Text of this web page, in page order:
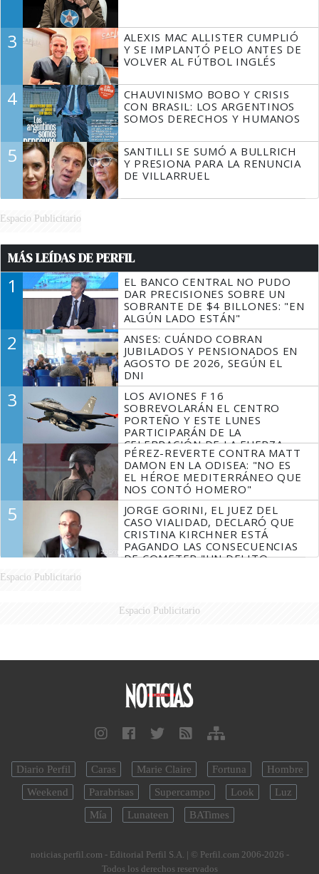
3
ALEXIS MAC ALLISTER CUMPLIÓ
Y SE IMPLANTÓ PELO ANTES DE
VOLVER AL FÚTBOL INGLÉS
4
CHAUVINISMO BOBO Y CRISIS
CON BRASIL: LOS ARGENTINOS
SOMOS DERECHOS Y HUMANOS
5
SANTILLI SE SUMÓ A BULLRICH
Y PRESIONA PARA LA RENUNCIA
DE VILLARRUEL
Espacio Publicitario
MÁS LEÍDAS DE PERFIL
1
EL BANCO CENTRAL NO PUDO
DAR PRECISIONES SOBRE UN
SOBRANTE DE $4 BILLONES: "EN
ALGÚN LADO ESTÁN"
2
ANSES: CUÁNDO COBRAN
JUBILADOS Y PENSIONADOS EN
AGOSTO DE 2026, SEGÚN EL
DNI
3
LOS AVIONES F 16
SOBREVOLARÁN EL CENTRO
PORTEÑO Y ESTE LUNES
PARTICIPARÁN DE LA
CELEBRACIÓN DE LA FUERZA
AÉREA
4
PÉREZ-REVERTE CONTRA MATT
DAMON EN LA ODISEA: "NO ES
EL HÉROE MEDITERRÁNEO QUE
NOS CONTÓ HOMERO"
5
JORGE GORINI, EL JUEZ DEL
CASO VIALIDAD, DECLARÓ QUE
CRISTINA KIRCHNER ESTÁ
PAGANDO LAS CONSECUENCIAS
DE COMETER "UN DELITO
Espacio Publicitario
Espacio Publicitario
Diario Perfil Caras Marie Claire Fortuna
Hombre
Weekend
Parabrisas Supercampo Look
Luz
Mía
Lunateen BATimes
noticias.perfil.com - Editorial Perfil S.A. | © Perfil.com 2006-2026 -
Todos los derechos reservados